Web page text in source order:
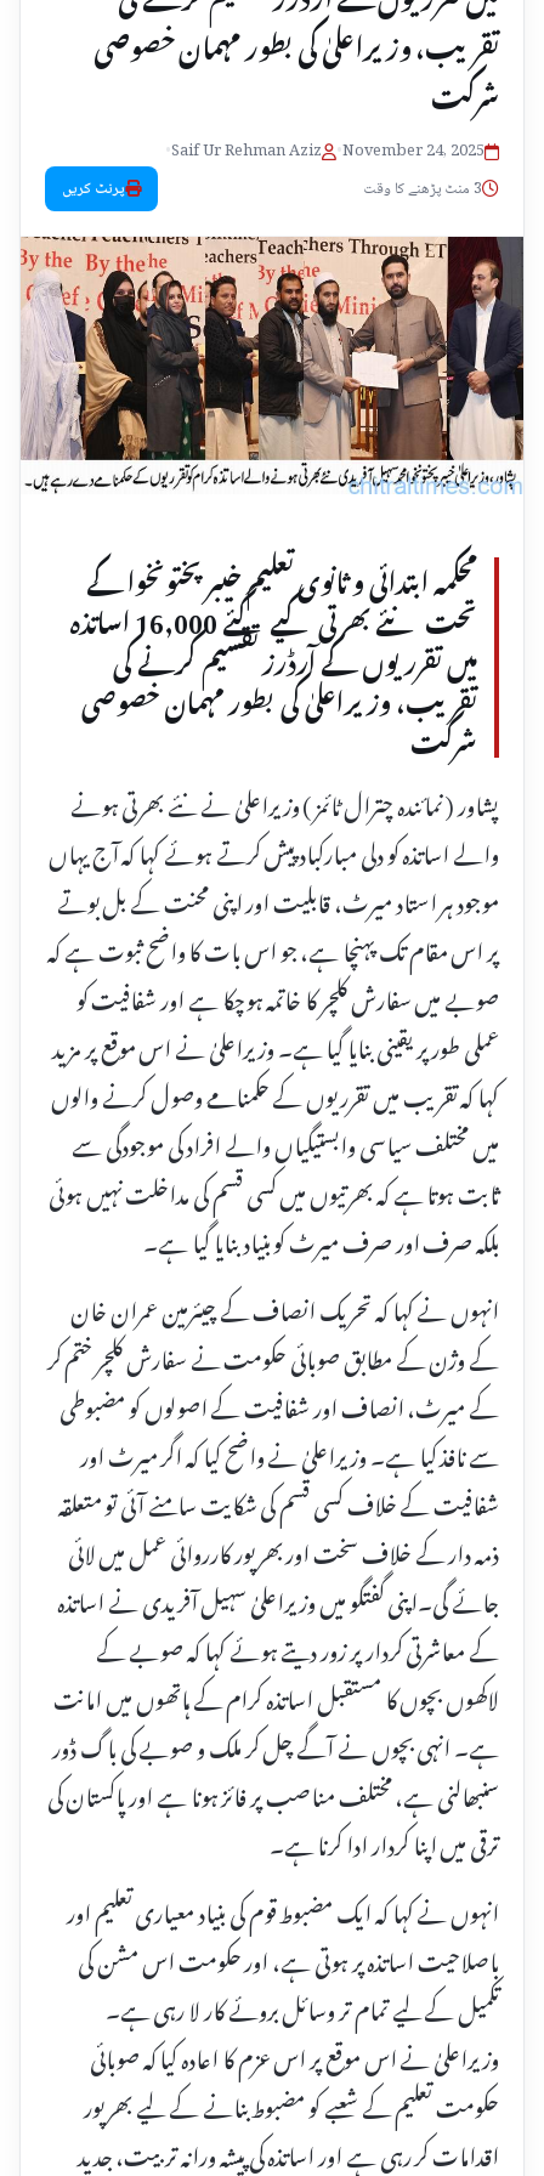
تقریب، وزیراعلیٰ کی بطور مہمان خصوصی
شرکت
November 24, 2025
•
Saif Ur Rehman Aziz
•
3 منٹ پڑھنے کا وقت
پرنٹ کریں
محکمہ ابتدائی و ثانوی تعلیم خیبر پختونخوا کے
تحت نئے بھرتی کیے گئے 16,000 اساتذہ
میں تقرریوں کے آرڈرز تقسیم کرنے کی
تقریب، وزیراعلیٰ کی بطور مہمان خصوصی
شرکت
پشاور ( نمائندہ چترال ٹائمز ) وزیراعلیٰ نے نئے بھرتی ہونے
والے اساتذہ کو دلی مبارکباد پیش کرتے ہوئے کہا کہ آج یہاں
موجود ہر استاد میرٹ، قابلیت اور اپنی محنت کے بل بوتے
پر اس مقام تک پہنچا ہے، جو اس بات کا واضح ثبوت ہے کہ
صوبے میں سفارش کلچر کا خاتمہ ہوچکا ہے اور شفافیت کو
عملی طور پر یقینی بنایا گیا ہے۔ وزیراعلیٰ نے اس موقع پر مزید
کہا کہ تقریب میں تقرریوں کے حکمنامے وصول کرنے والوں
میں مختلف سیاسی وابستیگیاں والے افراد کی موجودگی سے
ثابت ہوتا ہے کہ بھرتیوں میں کسی قسم کی مداخلت نہیں ہوئی
بلکہ صرف اور صرف میرٹ کو بنیاد بنایا گیا ہے۔
انہوں نے کہا کہ تحریک انصاف کے چیئرمین عمران خان
کے وژن کے مطابق صوبائی حکومت نے سفارش کلچر ختم کر
کے میرٹ، انصاف اور شفافیت کے اصولوں کو مضبوطی
سے نافذ کیا ہے۔ وزیراعلیٰ نے واضح کیا کہ اگر میرٹ اور
شفافیت کے خلاف کسی قسم کی شکایت سامنے آئی تو متعلقہ
ذمہ دار کے خلاف سخت اور بھرپور کارروائی عمل میں لائی
جائے گی۔اپنی گفتگو میں وزیراعلیٰ سہیل آفریدی نے اساتذہ
کے معاشرتی کردار پر زور دیتے ہوئے کہا کہ صوبے کے
لاکھوں بچوں کا مستقبل اساتذہ کرام کے ہاتھوں میں امانت
ہے۔ انہی بچوں نے آگے چل کر ملک و صوبے کی باگ ڈور
سنبھالنی ہے، مختلف مناصب پر فائز ہونا ہے اور پاکستان کی
ترقی میں اپنا کردار ادا کرنا ہے۔
انہوں نے کہا کہ ایک مضبوط قوم کی بنیاد معیاری تعلیم اور
باصلاحیت اساتذہ پر ہوتی ہے، اور حکومت اس مشن کی
تکمیل کے لیے تمام تر وسائل بروئے کار لا رہی ہے۔
وزیراعلیٰ نے اس موقع پر اس عزم کا اعادہ کیا کہ صوبائی
حکومت تعلیم کے شعبے کو مضبوط بنانے کے لیے بھرپور
اقدامات کر رہی ہے اور اساتذہ کی پیشہ ورانہ تربیت، جدید